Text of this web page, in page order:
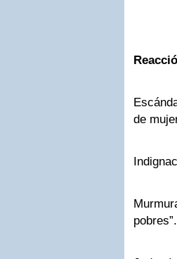
de
pobres”.